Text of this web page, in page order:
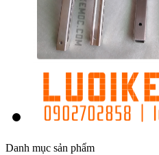
Danh mục sản phẩm